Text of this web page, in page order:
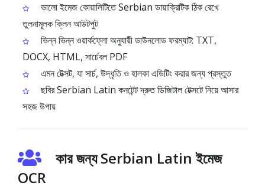
ভালো ইমেজ কোয়ালিটিতে Serbian ডায়াক্রিটিক ঠিক রেখে
তুলনামূলক ক্লিন আউটপুট
ভিন্ন ভিন্ন ওয়ার্কফ্লো অনুযায়ী ডাউনলোড ফরম্যাট: TXT,
DOCX, HTML, সার্চেবল PDF
এমন টেক্সট, যা সার্চ, উদ্ধৃতি ও হালকা এডিটিং করার জন্য প্রস্তুত
ছবির Serbian Latin কনটেন্ট দ্রুত ডিজিটাল টেক্সটে নিয়ে আসার
সহজ উপায়
কার জন্য Serbian Latin ইমেজ
OCR